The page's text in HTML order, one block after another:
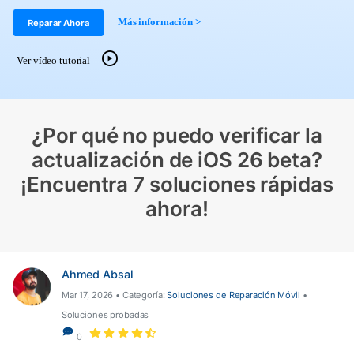
Más
Guías
Transferencia de Datos
Encuentra Más Soluciones
Desbloqueo FRP en Android 16
Reparar Ahora Más información >
Ver vídeo tutorial
¿Por qué no puedo verificar la
actualización de iOS 26 beta?
¡Encuentra 7 soluciones rápidas
ahora!
Ahmed Absal
Mar 17, 2026 • Categoría:Soluciones de Reparación Móvil •
Soluciones probadas
0